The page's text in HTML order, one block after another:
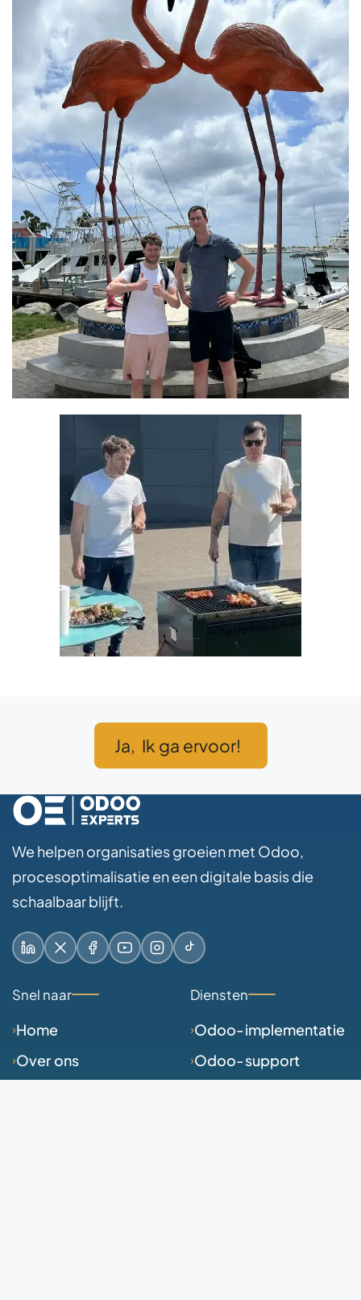
Ja, Ik ga ervoor!
We helpen organisaties groeien met Odoo,
procesoptimalisatie en een digitale basis die
schaalbaar blijft.
LinkedInX / Twitter
Facebook
YouTubeInstagram
TikTok
Snel naar
Home
Over ons
Diensten
Odoo-implementatie
Odoo-support